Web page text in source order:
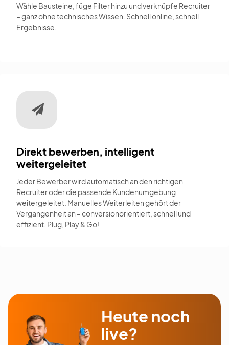
Wähle Bausteine, füge Filter hinzu und verknüpfe Recruiter
– ganz ohne technisches Wissen. Schnell online, schnell
Ergebnisse.
Direkt bewerben, intelligent
weitergeleitet
Jeder Bewerber wird automatisch an den richtigen
Recruiter oder die passende Kundenumgebung
weitergeleitet. Manuelles Weiterleiten gehört der
Vergangenheit an – conversionorientiert, schnell und
effizient. Plug, Play & Go!
Heute noch
live?